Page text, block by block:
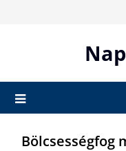
Bölcsességfog